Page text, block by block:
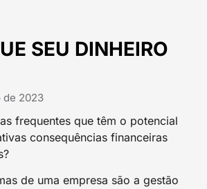
SEU DINHEIRO
de 2023
frequentes que têm o potencial
consequências financeiras
de uma empresa são a gestão